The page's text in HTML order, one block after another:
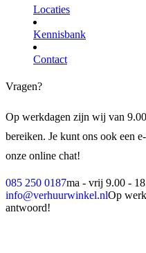
Locaties
Kennisbank
Contact
Vragen?
Op werkdagen zijn wij van
bereiken. Je kunt ons ook een
onze online chat!
085 250 0187ma - vrij 9.00 -
info@verhuurwinkel.nlOp
antwoord!